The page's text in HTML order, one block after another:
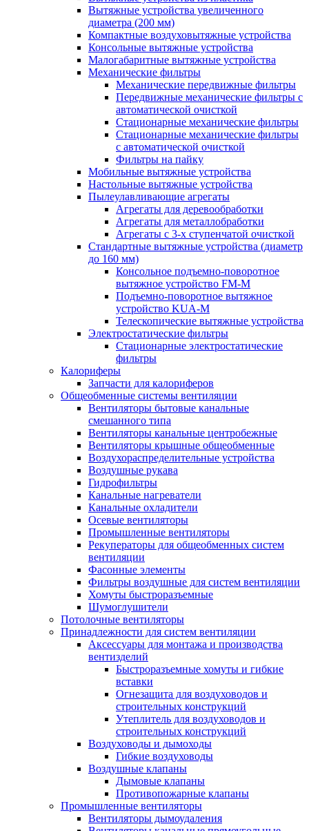
Вытяжные устройства увеличенного
диаметра (200 мм)
Компактные воздуховытяжные устройства
Консольные вытяжные устройства
Малогабаритные вытяжные устройства
Механические фильтры
Механические передвижные фильтры
Передвижные механические фильтры с
автоматической очисткой
Стационарные механические фильтры
Стационарные механические фильтры
с автоматической очисткой
Фильтры на пайку
Мобильные вытяжные устройства
Настольные вытяжные устройства
Пылеулавливающие агрегаты
Агрегаты для деревообработки
Агрегаты для металлобработки
Агрегаты с 3-х ступенчатой очисткой
Стандартные вытяжные устройства (диаметр
до 160 мм)
Консольное подъемно-поворотное
вытяжное устройство FM-M
Подъемно-поворотное вытяжное
устройство KUA-M
Телескопические вытяжные устройства
Электростатические фильтры
Стационарные электростатические
фильтры
Калориферы
Запчасти для калориферов
Общеобменные системы вентиляции
Вентиляторы бытовые канальные
смешанного типа
Вентиляторы канальные центробежные
Вентиляторы крышные общеобменные
Воздухораспределительные устройства
Воздушные рукава
Гидрофильтры
Канальные нагреватели
Канальные охладители
Осевые вентиляторы
Промышленные вентиляторы
Рекуператоры для общеобменных систем
вентиляции
Фасонные элементы
Фильтры воздушные для систем вентиляции
Хомуты быстроразъемные
Шумоглушители
Потолочные вентиляторы
Принадлежности для систем вентиляции
Аксессуары для монтажа и производства
вентизделий
Быстроразъемные хомуты и гибкие
вставки
Огнезащита для воздуховодов и
строительных конструкций
Утеплитель для воздуховодов и
строительных конструкций
Воздуховоды и дымоходы
Гибкие воздуховоды
Воздушные клапаны
Дымовые клапаны
Противопожарные клапаны
Промышленные вентиляторы
Вентиляторы дымоудаления